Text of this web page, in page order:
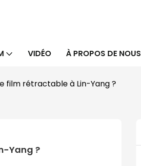
VIDÉO À PROPOS DE NOUS
film rétractable à Lin-Yang ?
Yang ?